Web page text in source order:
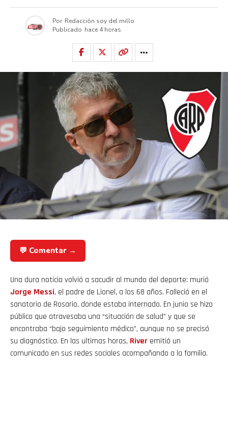
Por Redacción soy del millo
Publicado hace 4 horas
💬 Comentar →
Una dura noticia volvió a sacudir al mundo del deporte: murió
Jorge Messi, el padre de Lionel, a los 68 años. Falleció en el
sanatorio de Rosario, donde estaba internado. En junio se hizo
público que atravesaba una “situación de salud” y que se
encontraba “bajo seguimiento médico”, aunque no se precisó
su diagnóstico. En las ultimas horas, River emitió un
comunicado en sus redes sociales acompañando a la familia.